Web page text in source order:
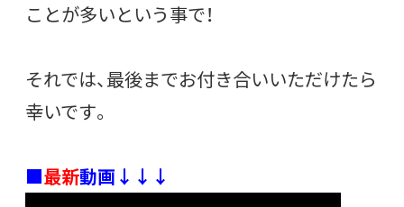
ことが多いという事で！
それでは、最後までお付き合いいただけたら
幸いです。
■最新動画↓↓↓